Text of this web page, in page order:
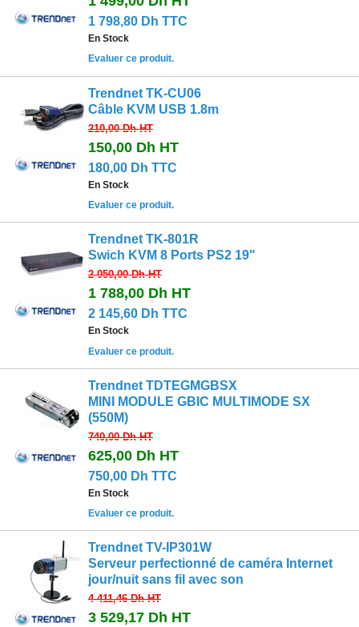
1 798,80 Dh TTC
En Stock
Evaluer ce produit.
Trendnet TK-CU06
Câble KVM USB 1.8m
210,00 DhHT
150,00 Dh HT
180,00 Dh TTC
En Stock
Evaluer ce produit.
Trendnet TK-801R
Swich KVM 8 Ports PS2 19"
2 050,00 DhHT
1 788,00 Dh HT
2 145,60 Dh TTC
En Stock
Evaluer ce produit.
Trendnet TDTEGMGBSX
MINI MODULE GBIC MULTIMODE SX
(550M)
740,00 DhHT
625,00 Dh HT
750,00 Dh TTC
En Stock
Evaluer ce produit.
Trendnet TV-IP301W
Serveur perfectionné de caméra Internet
jour/nuit sans fil avec son
4 411,46 DhHT
3 529,17 Dh HT